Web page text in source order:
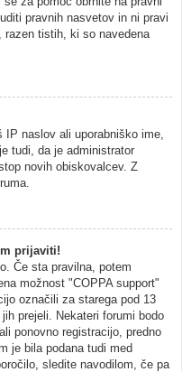
pravnih nasvetov in ni pravi
razen tistih, ki so navedena
naslov ali uporabniško ime,
tudi, da je administrator
novih obiskovalcev. Z
prijaviti!
Če sta pravilna, potem
možnost "COPPA support"
označili za starega pod 13
prejeli. Nekateri forumi bodo
ponovno registracijo, predno
je bila podana tudi med
sledite navodilom, če pa